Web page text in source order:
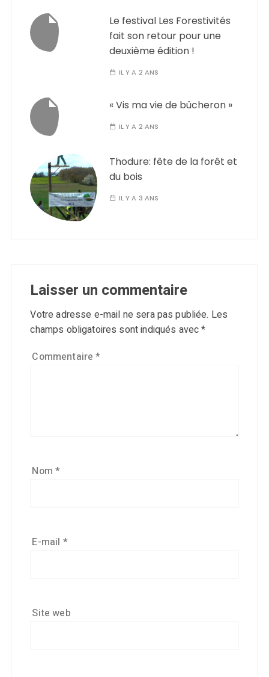
Le festival Les Forestivités
fait son retour pour une
deuxième édition !
IL Y A 2 ANS
« Vis ma vie de bûcheron »
IL Y A 2 ANS
Thodure: fête de la forêt et
du bois
IL Y A 3 ANS
Laisser un commentaire
Votre adresse e-mail ne sera pas publiée. Les
champs obligatoires sont indiqués avec*
Commentaire*
Nom*
E-mail *
Site web